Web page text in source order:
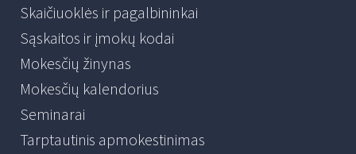
Skaičiuoklės ir pagalbininkai
Sąskaitos ir įmokų kodai
Mokesčių žinynas
Mokesčių kalendorius
Seminarai
Tarptautinis apmokestinimas